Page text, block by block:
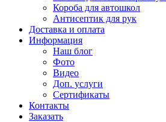
Короба для автошкол
Антисептик для рук
Доставка и оплата
Информация
Наш блог
Фото
Видео
Доп. услуги
Сертификаты
Контакты
Заказать